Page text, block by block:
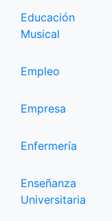
Educación
Musical
Empleo
Empresa
Enfermería
Enseñanza
Universitaria